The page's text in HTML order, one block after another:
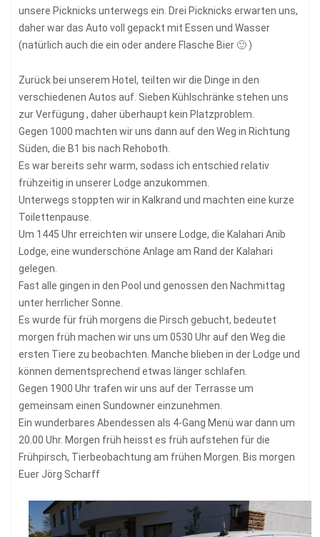
unsere Picknicks unterwegs ein. Drei Picknicks erwarten uns,
daher war das Auto voll gepackt mit Essen und Wasser
(natürlich auch die ein oder andere Flasche Bier 🙂 )
Zurück bei unserem Hotel, teilten wir die Dinge in den
verschiedenen Autos auf. Sieben Kühlschränke stehen uns
zur Verfügung , daher überhaupt kein Platzproblem.
Gegen 1000 machten wir uns dann auf den Weg in Richtung
Süden, die B1 bis nach Rehoboth.
Es war bereits sehr warm, sodass ich entschied relativ
frühzeitig in unserer Lodge anzukommen.
Unterwegs stoppten wir in Kalkrand und machten eine kurze
Toilettenpause.
Um 1445 Uhr erreichten wir unsere Lodge, die Kalahari Anib
Lodge, eine wunderschöne Anlage am Rand der Kalahari
gelegen.
Fast alle gingen in den Pool und genossen den Nachmittag
unter herrlicher Sonne.
Es wurde für früh morgens die Pirsch gebucht, bedeutet
morgen früh machen wir uns um 0530 Uhr auf den Weg die
ersten Tiere zu beobachten. Manche blieben in der Lodge und
können dementsprechend etwas länger schlafen.
Gegen 1900 Uhr trafen wir uns auf der Terrasse um
gemeinsam einen Sundowner einzunehmen.
Ein wunderbares Abendessen als 4-Gang Menü war dann um
20.00 Uhr. Morgen früh heisst es früh aufstehen für die
Frühpirsch, Tierbeobachtung am frühen Morgen. Bis morgen
Euer Jörg Scharff